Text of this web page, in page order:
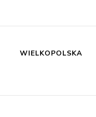
WIELKOPOLSKA